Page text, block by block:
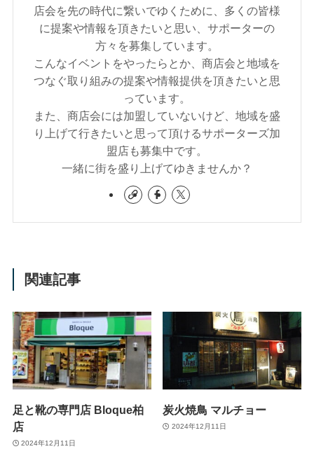
店会を先の時代に繋いでゆくために、多くの皆様
に提案や情報を頂きたいと思い、サポーターの
方々を募集しています。
こんなイベントをやったらとか、商店会と地域を
つなぐ取り組みの提案や情報提供を頂きたいと思
っています。
また、商店会には加盟していないけど、地域を盛
り上げて行きたいと思って頂けるサポーターズ加
盟店も募集中です。
一緒に街を盛り上げてゆきませんか？
関連記事
足と靴の専門店 Bloque柏
店
2024年12月11日
炭火焼鳥 マルチョー
2024年12月11日